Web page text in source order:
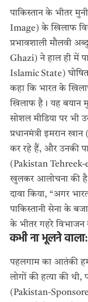
पाकिस्तान के भीतर
Image) के खिलाफ
प्रभावशाली मौलवी
Ghazi) ने हाल ही में
Islamic State)
कहा कि भारत के
खिलाफ है। यह बयान
सोशल मीडिया पर भी
प्रधानमंत्री इमरान
कर रहे हैं, और उनकी
(Pakistan Tehreek-
खुलकर आलोचना की
दावा किया, “अगर
पाकिस्तानी सेना के
के भीतर गहरे विभाजन
कभी ना भूलने
पहलगाम का आतंकी
लोगों की हत्या की थी,
(Pakistan-